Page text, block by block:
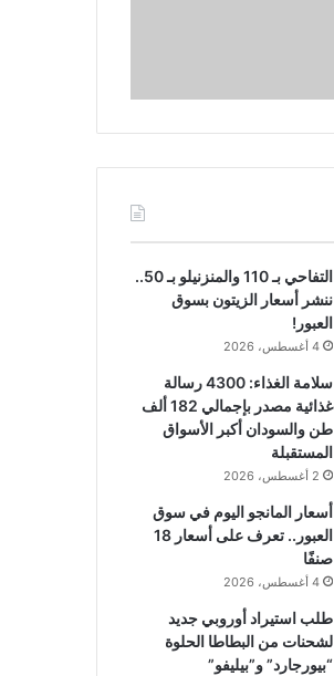
التفاحي بـ 110 والمنزنيلو بـ 50..
ننشر أسعار الزيتون بسوق
العبور!
4 أغسطس، 2026
سلامة الغذاء: 4300 رسالة
غذائية مصدر بإجمالي 182 ألف
طن والسودان أكبر الأسواق
المستقبلة
2 أغسطس، 2026
أسعار المانجو اليوم في سوق
العبور.. تعرف على أسعار 18
صنفًا
4 أغسطس، 2026
طلب استيراد أوروبي جديد
لشحنات من البطاطا الحلوة
“بيورجارد” و”بيليفو”